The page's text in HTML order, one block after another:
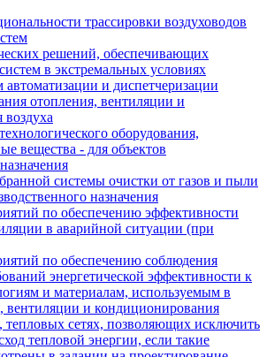
трассировки воздуховодов
решений, обеспечивающих
в экстремальных условиях
и диспетчеризации
отопления, вентиляции и
оборудования,
вещества - для объектов
системы очистки от газов и пыли
назначения
по обеспечению эффективности
в аварийной ситуации (при
по обеспечению соблюдения
энергетической эффективности к
и материалам, используемым в
вентиляции и кондиционирования
тепловых сетях, позволяющих исключить
тепловой энергии, если такие